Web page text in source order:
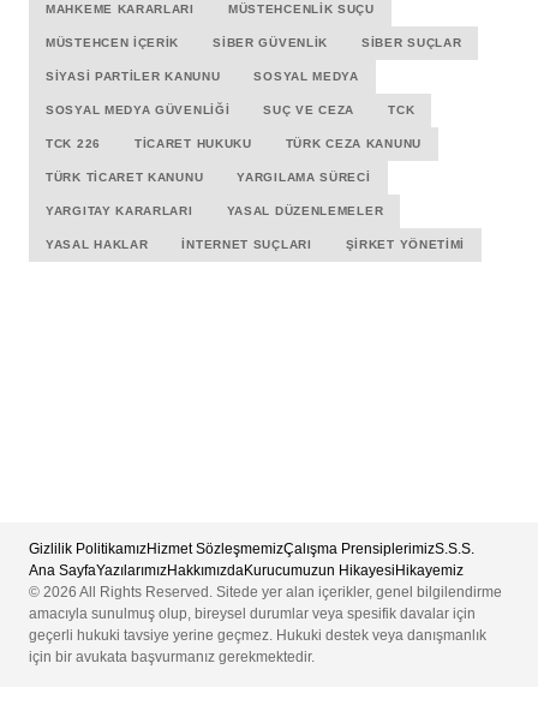
MAHKEME KARARLARI MÜSTEHCENLIK SUÇU
MÜSTEHCEN İÇERIK SIBER GÜVENLIK SIBER SUÇLAR
SIYASI PARTILER KANUNU SOSYAL MEDYA
SOSYAL MEDYA GÜVENLIĞI SUÇ VE CEZA TCK
TCK 226 TICARET HUKUKU TÜRK CEZA KANUNU
TÜRK TICARET KANUNU YARGILAMA SÜRECI
YARGITAY KARARLARI YASAL DÜZENLEMELER
YASAL HAKLAR İNTERNET SUÇLARI ŞIRKET YÖNETIMI
Gizlilik PolitikamızHizmet SözleşmemizÇalışma PrensiplerimizS.S.S.
Ana SayfaYazılarımızHakkımızdaKurucumuzun Hikayesi Hikayemiz
© 2026 All Rights Reserved. Sitede yer alan içerikler, genel bilgilendirme
amacıyla sunulmuş olup, bireysel durumlar veya spesifik davalar için
geçerli hukuki tavsiye yerine geçmez. Hukuki destek veya danışmanlık
için bir avukata başvurmanız gerekmektedir.